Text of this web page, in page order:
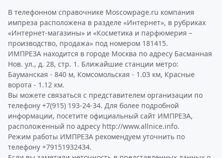
В телефонном справочнике Moscowpage.ru компания
импреза расположена в разделе «Интернет», в рубриках
«Интернет-магазины» и «Косметика и парфюмерия –
производство, продажа» под номером 181415.
ИМПРЕЗА находится в городе Москва по адресу Басманная
Нов. ул., д. 28, стр. 1. Ближайшие станции метро:
Бауманская - 840 м, Комсомольская - 1.03 км, Красные
ворота - 1.12 км.
Вы можете связаться с представителем организации по
телефону +7(915) 193-24-34. Для более подробной
информации, посетите официальный сайт ИМПРЕЗА,
расположенный по адресу http://www.allnice.info.
Режим работы ИМПРЕЗА рекомендуем уточнить по
телефону +79151932434.